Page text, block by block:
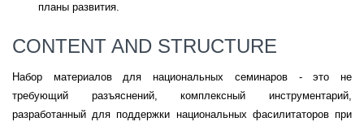
планы развития.
CONTENT AND STRUCTURE
Набор материалов для национальных семинаров - это не
требующий разъяснений, комплексный инструментарий,
разработанный для поддержки национальных фасилитаторов при